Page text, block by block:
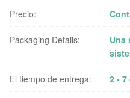
Precio:
Packaging Details:
Una
El tiempo de entrega: 2 -